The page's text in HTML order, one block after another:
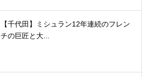
【千代田】ミシュラン12年連続のフレン
チの巨匠と大...